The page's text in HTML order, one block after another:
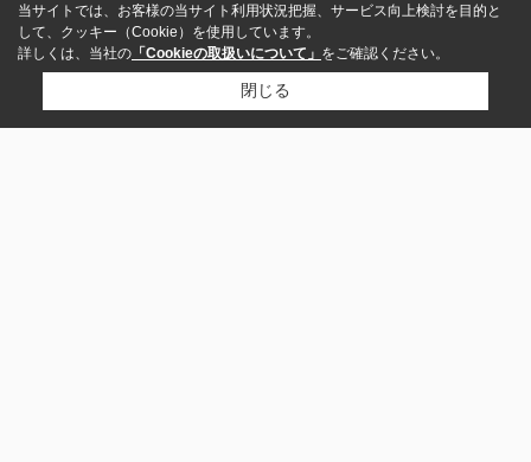
当サイトでは、お客様の当サイト利用状況把握、サービス向上検討を目的と
して、クッキー（Cookie）を使用しています。
詳しくは、当社の 「Cookieの取扱いについて」 をご確認ください。
閉じる